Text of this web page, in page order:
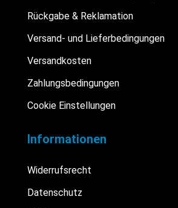
Rückgabe & Reklamation
Versand- und Lieferbedingungen
Versandkosten
Zahlungsbedingungen
Cookie Einstellungen
Informationen
Widerrufsrecht
Datenschutz